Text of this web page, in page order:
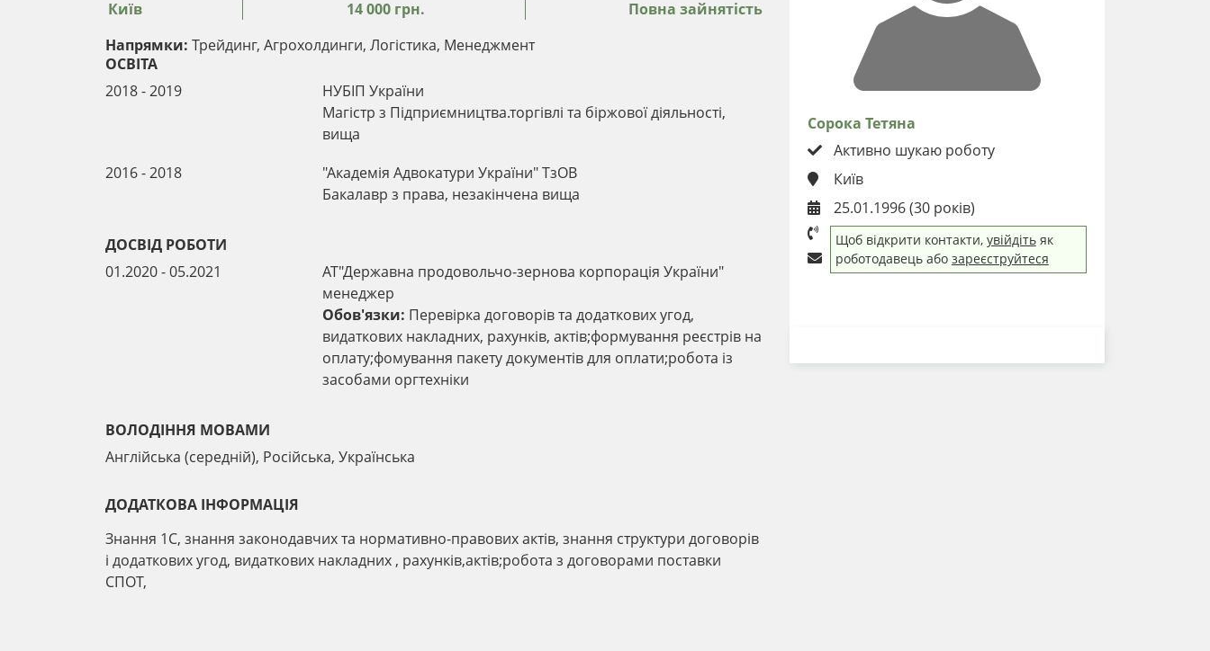
Київ 14 000 грн.
Повна зайнятість
Напрямки: Трейдинг, Агрохолдинги, Логістика, Менеджмент
ОСВІТА
2018 - 2019
НУБІП України
Магістр з Підприємництва.торгівлі та біржової діяльності,
вища
2016 - 2018
"Академія Адвокатури України" ТзОВ
Бакалавр з права, незакінчена вища
ДОСВІД РОБОТИ
01.2020 - 05.2021
АТ"Державна продовольчо-зернова корпорація України"
менеджер
Обов'язки: Перевірка договорів та додаткових угод,
видаткових накладних, рахунків, актів;формування реєстрів на
оплату;фомування пакету документів для оплати;робота із
засобами оргтехніки
ВОЛОДІННЯ МОВАМИ
Англійська (середній), Російська, Українська
ДОДАТКОВА ІНФОРМАЦІЯ
Знання 1С, знання законодавчих та нормативно-правових актів, знання структури договорів
і додаткових угод, видаткових накладних , рахунків,актів;робота з договорами поставки
СПОТ,
Сорока Тетяна
Активно шукаю роботу
Київ
25.01.1996 (30 років)
Щоб відкрити контакти, увійдітьяк
роботодавець або зареєструйтеся